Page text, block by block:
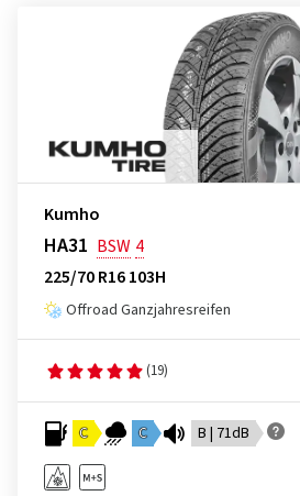
Kumho
HA31 BSW 4
225/70 R16 103H
Offroad Ganzjahresreifen
(19)
C C B | 71dB